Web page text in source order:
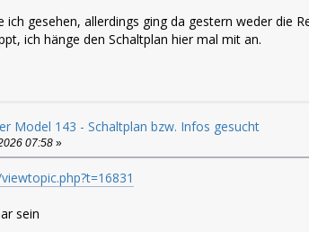
gesehen, allerdings ging da gestern weder die
ich hänge den Schaltplan hier mal mit an.
Model 143 - Schaltplan bzw. Infos gesucht
07:58»
sein